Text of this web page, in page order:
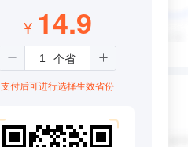
¥ 14.9
支付后可进行选择生效省份